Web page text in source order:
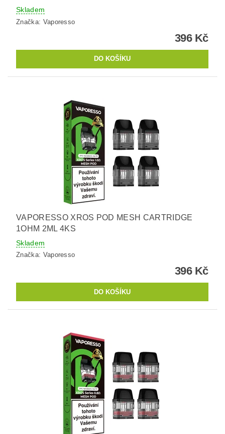
Skladem
Značka: Vaporesso
396 Kč
VAPORESSO XROS POD MESH CARTRIDGE
1OHM 2ML 4KS
Skladem
Značka: Vaporesso
396 Kč